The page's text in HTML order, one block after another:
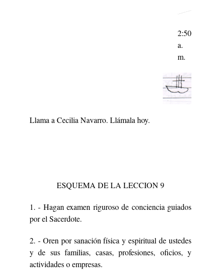
2:50
a.
m.
Llama a Cecilia Navarro. Llámala hoy.
ESQUEMA DE LA LECCION 9
1. - Hagan examen riguroso de conciencia guiados
por el Sacerdote.
2. - Oren por sanación física y espiritual de ustedes
y de sus familias, casas, profesiones, oficios, y
actividades o empresas.